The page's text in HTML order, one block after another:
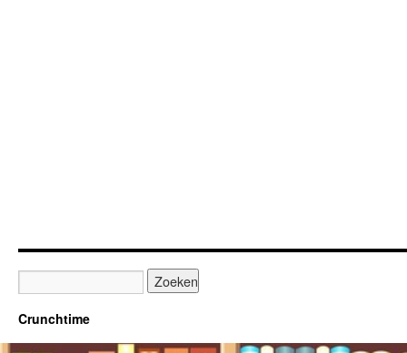
Crunchtime